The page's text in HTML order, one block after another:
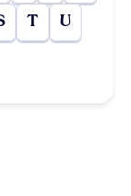
T U